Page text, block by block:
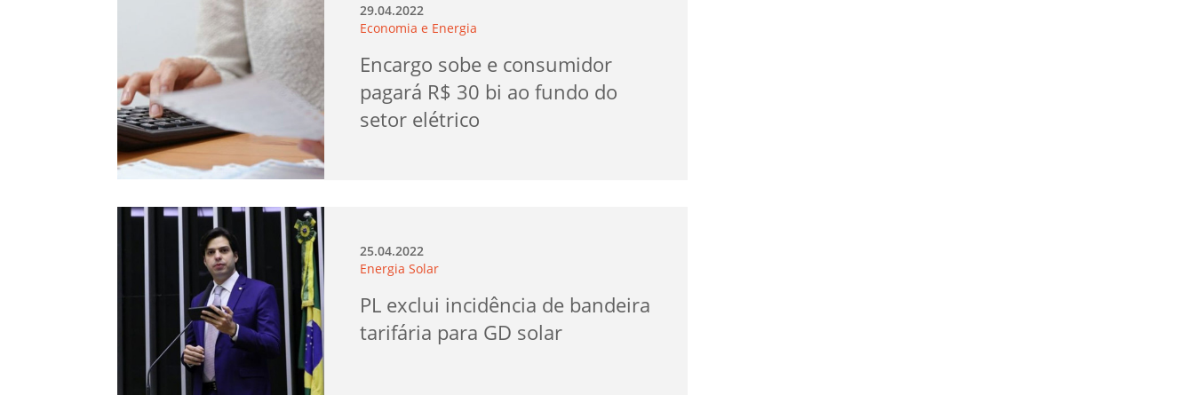
29.04.2022
Economia e Energia
Encargo sobe e consumidor
pagará R$ 30 bi ao fundo do
setor elétrico
25.04.2022
Energia Solar
PL exclui incidência de bandeira
tarifária para GD solar